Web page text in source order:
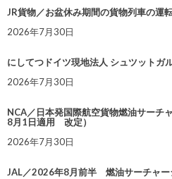
JR貨物／お盆休み期間の貨物列車の運
2026年7月30日
にしてつドイツ現地法人 シュツットガ
2026年7月30日
NCA／日本発国際航空貨物燃油サーチ
8月1日適用 改定）
2026年7月30日
JAL／2026年8月前半 燃油サーチャー